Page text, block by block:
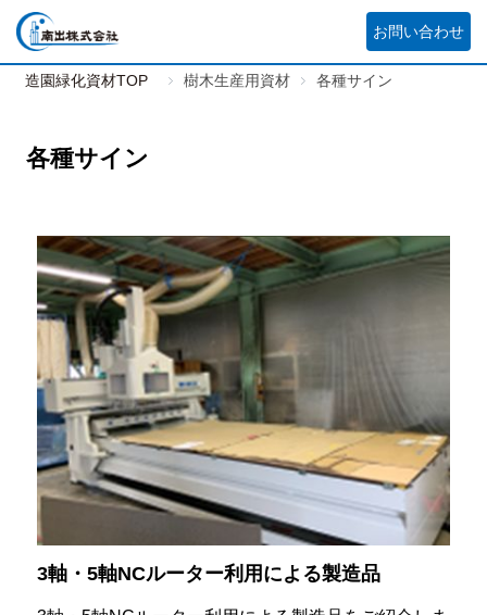
お問い合わせ
造園緑化資材TOP 樹木生産用資材 各種サイン
各種サイン
3軸・5軸NCルーター利用による製造品